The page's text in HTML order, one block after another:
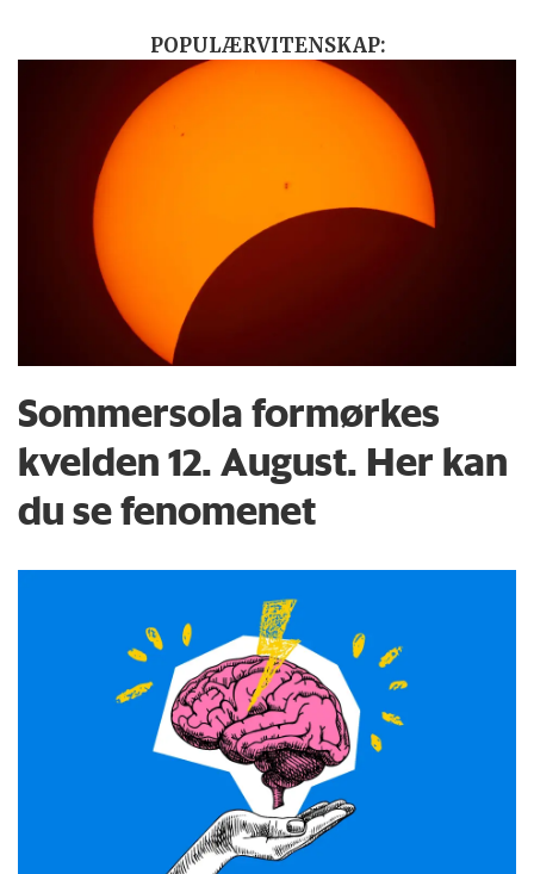
POPULÆRVITENSKAP:
Sommersola formørkes
kvelden 12. August. Her kan
du se fenomenet